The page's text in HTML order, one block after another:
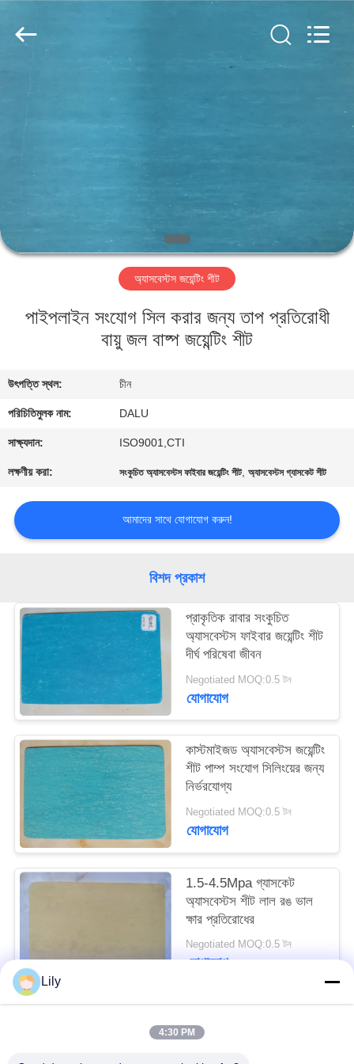
সম্পর্কে
কারখানা
আমাদের
সাথে
যোগাযোগ
করুন
উদ্ধৃতির
আবেদন
সাইট
ম্যাপ
PRIVACY
POLICY
Friction
Materials
অ্যাসবেস্টস জয়েন্টিং শীট
পাইপলাইন সংযোগ সিল করার জন্য তাপ প্রতিরোধী
বায়ু জল বাষ্প জয়েন্টিং শীট
উৎপত্তি স্থল: চীন
পরিচিতিমুলক নাম: DALU
সাক্ষ্যদান: ISO9001,CTI
লক্ষণীয় করা: সংকুচিত অ্যাসবেস্টস ফাইবার জয়েন্টিং শীট,অ্যাসবেস্টস গ্যাসকেট শীট
আমাদের সাথে যোগাযোগ করুন!
বিশদ প্রকাশ
প্রাকৃতিক রাবার সংকুচিত
অ্যাসবেস্টস ফাইবার জয়েন্টিং শীট
দীর্ঘ পরিষেবা জীবন
Negotiated MOQ:0.5 টন
যোগাযোগ
কাস্টমাইজড অ্যাসবেস্টস জয়েন্টিং
শীট পাম্প সংযোগ সিলিংয়ের জন্য
নির্ভরযোগ্য
Negotiated MOQ:0.5 টন
যোগাযোগ
1.5-4.5Mpa গ্যাসকেট
অ্যাসবেস্টস শীট লাল রঙ ভাল
ক্ষার প্রতিরোধের
Negotiated MOQ:0.5 টন
যোগাযোগ
Lily
4:30 PM